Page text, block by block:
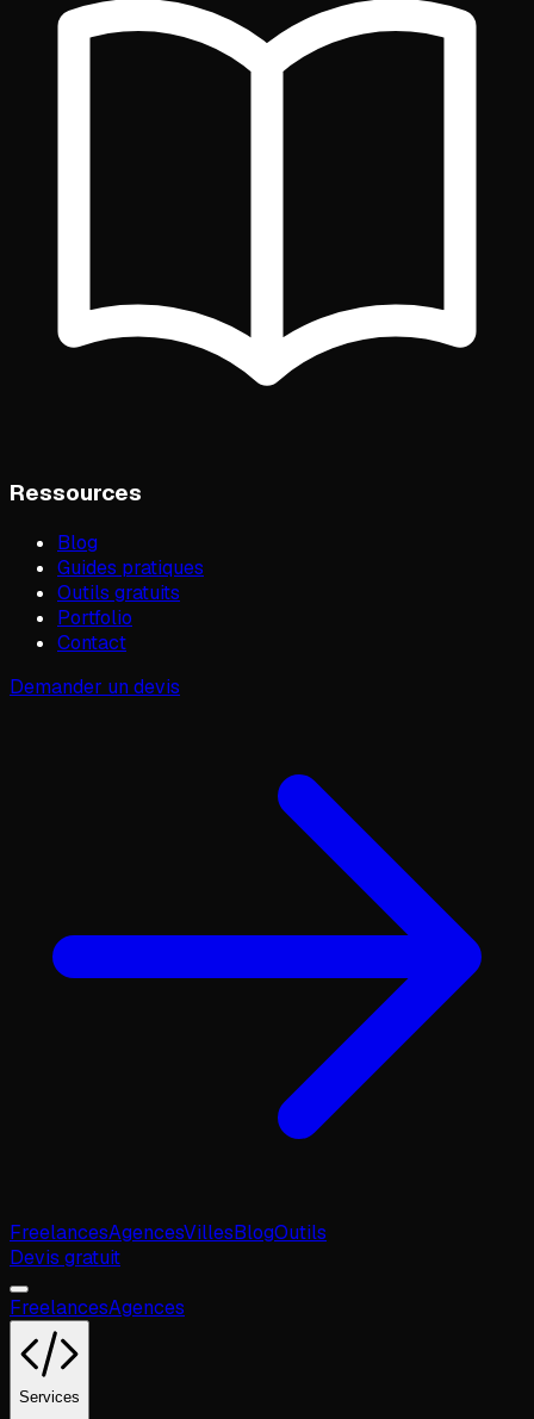
Ressources
Blog
Guides pratiques
Outils gratuits
Portfolio
Contact
Demander un devis
FreelancesAgencesVillesBlogOutils
Devis gratuit
FreelancesAgences
Services